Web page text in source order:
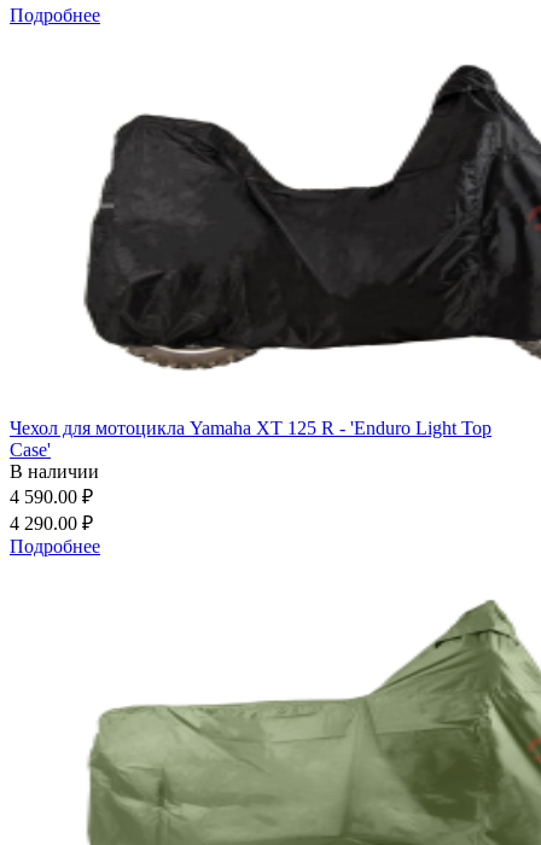
Подробнее
Чехол для мотоцикла Yamaha XT 125 R - 'Enduro Light Top
Case'
В наличии
4 590.00 ₽
4 290.00 ₽
Подробнее